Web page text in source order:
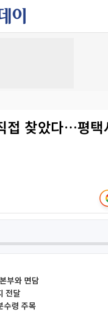
접 찾았다…평택
부와 면담
전달
수령 주목